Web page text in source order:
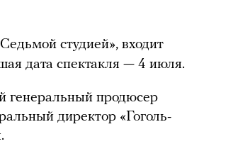
студией», входит
дата спектакля — 4 июля.
продюсер
директор «Гоголь-